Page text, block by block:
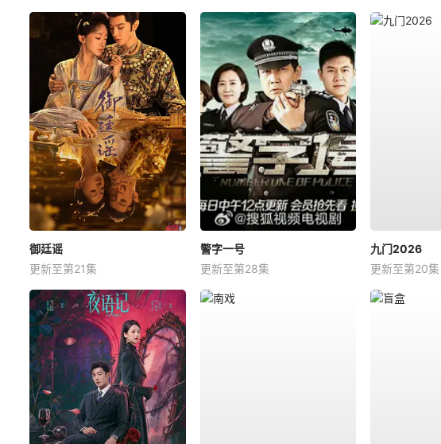
御廷谣
更新至第21集
警字一号
更新至第28集
九门2026
更新至第20集